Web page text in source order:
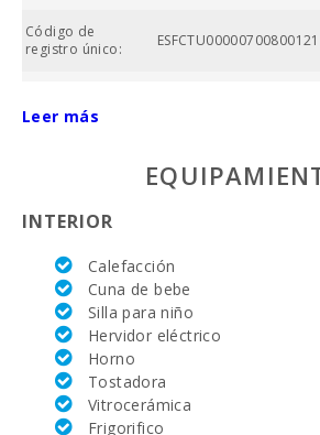
Código de
registro único:
propiedad (m2):
ACONDICIONADO:
CALEFACCIÓN:
Nº baños:
Nº de
dormitorios:
Superficie casa
(m2):
Leer más
INTERIOR
Calefacción
Cuna de bebe
Silla para niño
Hervidor eléctrico
Horno
Tostadora
Vitrocerámica
Frigorifico